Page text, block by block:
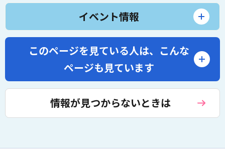
イベント情報
このページを見ている人は、 こんな
ページも見ています
情報が見つからないときは